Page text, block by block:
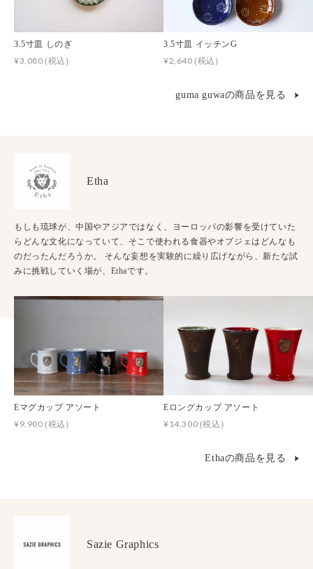
3.5寸皿 しのぎ
¥3,080(税込)
3.5寸皿 イッチンG
¥2,640(税込)
guma guwaの商品を見る
Etha
もしも琉球が、中国やアジアではなく、ヨーロッパの影響を受けていた
らどんな文化になっていて、そこで使われる食器やオブジェはどんなも
のだったんだろうか。 そんな妄想を実験的に繰り広げながら、新たな試
みに挑戦していく場が、Ethaです。
Eマグカップ アソート
¥9,900(税込)
Eロングカップ アソート
¥14,300 (税込)
Ethaの商品を見る
Sazie Graphics